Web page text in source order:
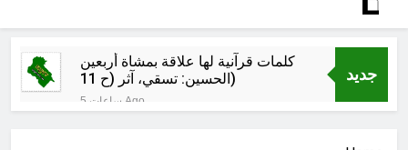
جديد
كلمات قرآنية لها علاقة بمشاة أربعين
الحسين: تسقي، آثر (ح 11)
5 ساعات Ago